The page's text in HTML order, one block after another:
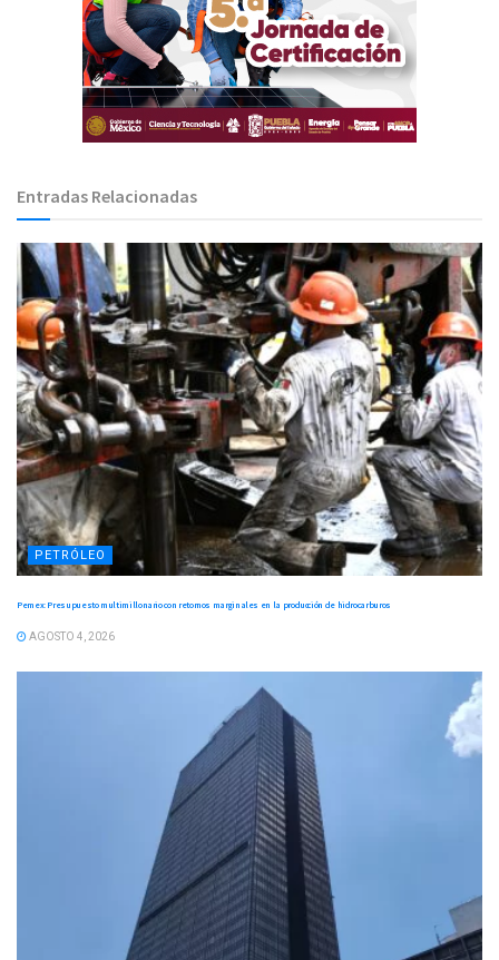
Entradas Relacionadas
PETRÓLEO
Pemex: Presupuesto multimillonario con retornos marginales en la producción de hidrocarburos
AGOSTO 4, 2026